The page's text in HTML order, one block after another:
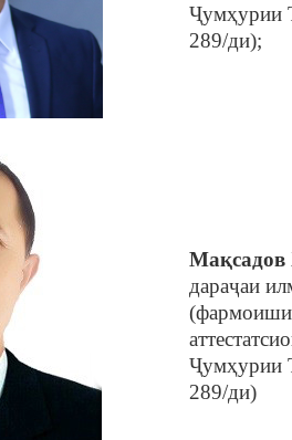
Ҷумҳурии
289/ди);
Мақсадов
дараҷаи
Ҷумҳурии
289/ди)